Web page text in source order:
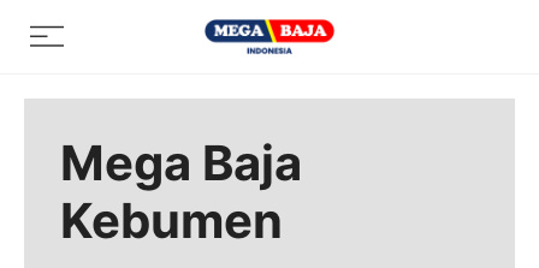
Menu
Mega Baja
Kebumen